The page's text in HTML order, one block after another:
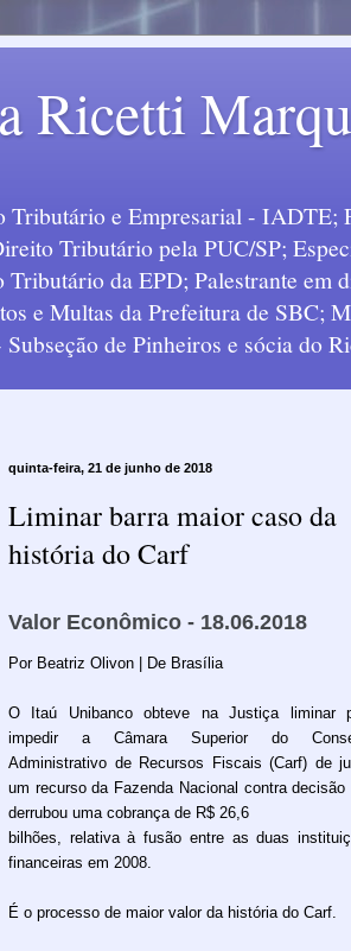
Ricetti
Tributário e Empresarial - IADTE;
Tributário pela PUC/SP;
da EPD; Palestrante em
e Multas da Prefeitura de SBC;
de Pinheiros e sócia do
quinta-feira, 21 de junho de 2018
Liminar barra maior caso da
história do Carf
Valor Econômico - 18.06.2018
Por Beatriz Olivon | De Brasília
O Itaú Unibanco obteve na Justiça liminar
impedir a Câmara Superior do
Administrativo de Recursos Fiscais (Carf) de
um recurso da Fazenda Nacional contra decisão
derrubou uma cobrança de R$ 26,6
bilhões, relativa à fusão entre as duas
financeiras em 2008.
É o processo de maior valor da história do Carf.